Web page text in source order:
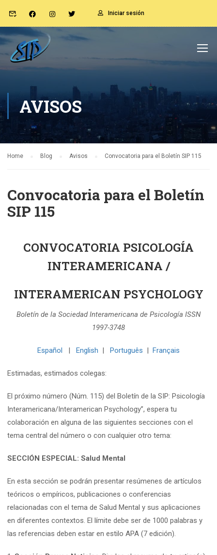
Iniciar sesión
AVISOS
Home Blog Avisos Convocatoria para el Boletín SIP 115
Convocatoria para el Boletín
SIP 115
CONVOCATORIA PSICOLOGÍA
INTERAMERICANA /
INTERAMERICAN PSYCHOLOGY
Boletín de la Sociedad Interamericana de Psicología ISSN
1997-3748
Español | English | Português | Français
Estimadas, estimados colegas:
El próximo número (Núm. 115) del Boletín de la SIP: Psicología
Interamericana/Interamerican Psychology”, espera tu
colaboración en alguna de las siguientes secciones con el
tema central del número o con cualquier otro tema:
SECCIÓN ESPECIAL: Salud Mental
En esta sección se podrán presentar resúmenes de artículos
teóricos o empíricos, publicaciones o conferencias
relacionadas con el tema de Salud Mental y sus aplicaciones
en diferentes contextos. El límite debe ser de 1000 palabras y
las referencias deben estar en estilo APA (7 edición).